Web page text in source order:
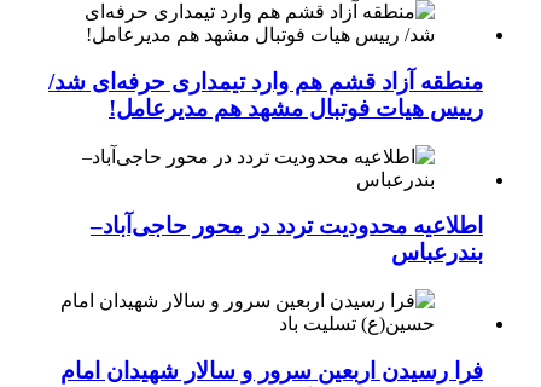
منطقه آزاد قشم هم وارد تیمداری حرفه‌ای شد/
رییس هیات فوتبال مشهد هم مدیرعامل!
اطلاعیه محدودیت تردد در محور حاجی‌آباد–
بندرعباس
فرا رسیدن اربعین سرور و سالار شهیدان امام